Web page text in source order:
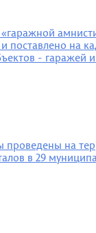
«гаражной
поставлено на
- гаражей
проведены на
в 29